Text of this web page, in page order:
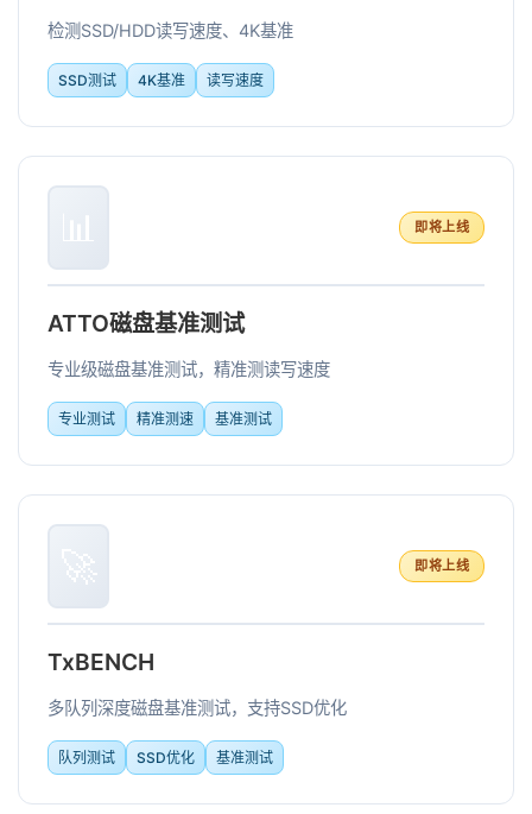
检测SSD/HDD读写速度、4K基准
SSD测试 4K基准 读写速度
📊 即将上线
ATTO磁盘基准测试
专业级磁盘基准测试，精准测读写速度
专业测试 精准测速 基准测试
🚀 即将上线
TxBENCH
多队列深度磁盘基准测试，支持SSD优化
队列测试 SSD优化 基准测试